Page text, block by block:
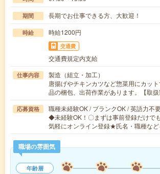
期間 長期でお仕事できる方、大歓迎！
時給 時給1200円
交通費
交通費規定内支給
仕事内容
製造（組立・加工）
唐揚げやチキンカツなど惣菜用にカッ
品の梱包、出荷作業があります。【取
応募資格
職種未経験OK / ブランクOK / 英語力不
◆未経験OK！〇まずは事前登録だけで
気軽にオンライン登録★氏名・職種な
職場の雰囲気
年齢層